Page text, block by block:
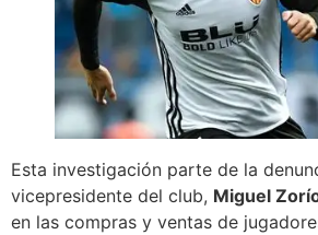
Esta investigación parte de la
vicepresidente del club, Miguel
en las compras y ventas de